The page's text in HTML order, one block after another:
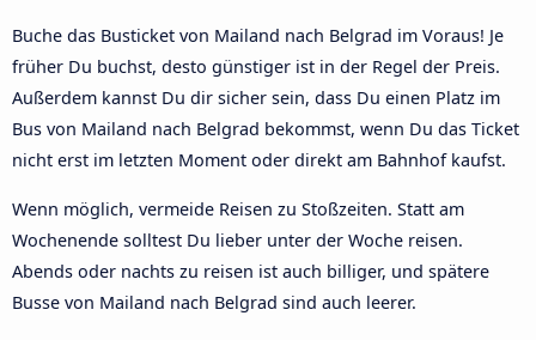
Buche das Busticket von Mailand nach Belgrad im Voraus! Je
früher Du buchst, desto günstiger ist in der Regel der Preis.
Außerdem kannst Du dir sicher sein, dass Du einen Platz im
Bus von Mailand nach Belgrad bekommst, wenn Du das Ticket
nicht erst im letzten Moment oder direkt am Bahnhof kaufst.
Wenn möglich, vermeide Reisen zu Stoßzeiten. Statt am
Wochenende solltest Du lieber unter der Woche reisen.
Abends oder nachts zu reisen ist auch billiger, und spätere
Busse von Mailand nach Belgrad sind auch leerer.